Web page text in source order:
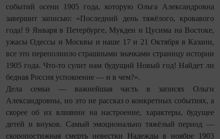
событий осени 1905 года, которую Ольга Александровна
завершит записью: «Последний день тяжёлого, кровавого
года! 9 Января в Петербурге, Мукден и Цусима на Востоке,
ужасы Одессы и Москвы и наше 17 и 21 Октября в Казани,
все это переполнило страшными значками страницу истории
1905 года. Что‑то сулит нам будущий Новый год! Найдет ли
бедная Россия успокоение — и в чем?».
Дела семьи — важнейшая часть в записях Ольги
Александровны, но это не рассказ о конкретных событиях, а
скорее об их влиянии на настроение, характеры, будущее
детей и внуков. Самый эмоционально тяжёлый период —
скоропостижная смерть невестки Надежды в ноябре 1903